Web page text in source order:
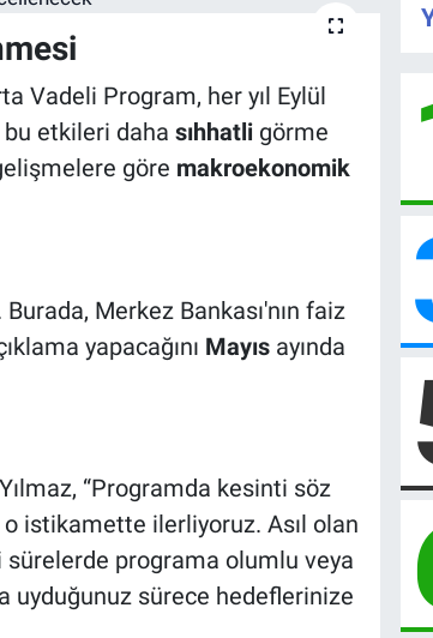
Vadeli Program, her yıl Eylül
bu etkileri daha sıhhatligörme
göre makroekonomik
Merkez Bankası'nın faiz
yapacağını Mayısayında
“Programda kesinti söz
istikamette ilerliyoruz. Asıl olan
sürelerde programa olumlu veya
uyduğunuz sürece hedeflerinize